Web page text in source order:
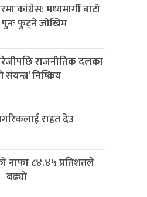
कांग्रेस: मध्यमार्गी बाटो
फुट्ने जोखिम
राजनीतिक दलका
संयन्त्र’ निष्क्रिय
राहत देउ
नाफा ८४.४५ प्रतिशतले
बढ्यो